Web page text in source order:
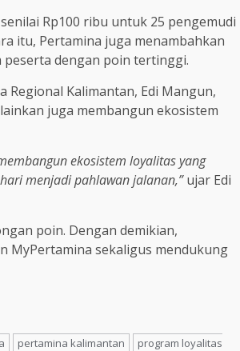
Rp100 ribu untuk 25 pengemudi
itu, Pertamina juga menambahkan
peserta dengan poin tertinggi.
Regional Kalimantan, Edi Mangun,
juga membangun ekosistem
ekosistem loyalitas yang
menjadi pahlawan jalanan,”ujar Edi
poin. Dengan demikian,
MyPertamina sekaligus mendukung
pertamina kalimantan
program loyalitas